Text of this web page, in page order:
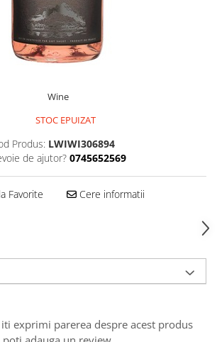
Wine
STOC EPUIZAT
Produs: LWIWI306894
de ajutor? 0745652569
Favorite Cere informatii
exprimi parerea despre acest produs